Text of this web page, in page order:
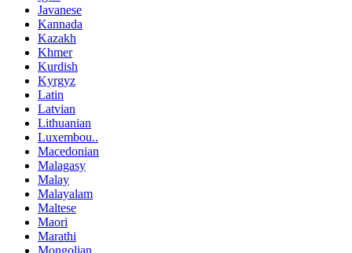
Javanese
Kannada
Kazakh
Khmer
Kurdish
Kyrgyz
Latin
Latvian
Lithuanian
Luxembou..
Macedonian
Malagasy
Malay
Malayalam
Maltese
Maori
Marathi